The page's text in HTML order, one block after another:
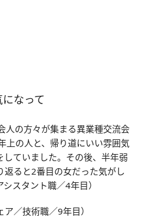
なって
人の方々が集まる異業種交流会
上の人と、帰り道にいい雰囲気
していました。その後、半年弱
返ると2番目の女だった気がし
スタント職／4年目）
／技術職／9年目）